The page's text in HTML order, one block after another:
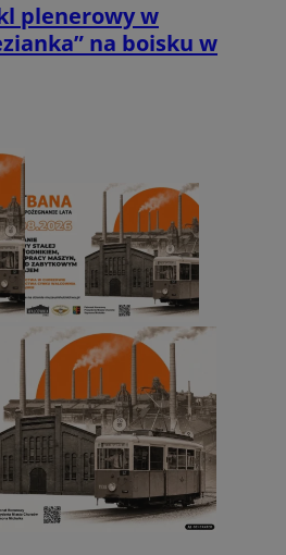
plenerowy w
na boisku w